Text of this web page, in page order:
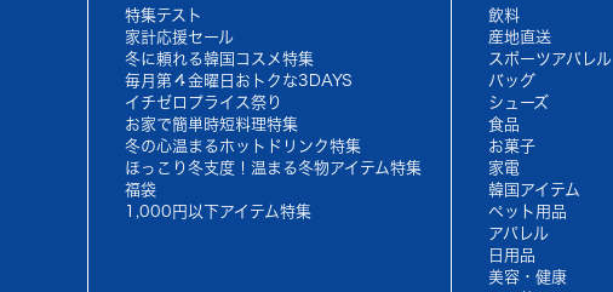
特集テスト
家計応援セール
冬に頼れる韓国コスメ特集
毎月第４金曜日おトクな3DAYS
イチゼロプライス祭り
お家で簡単時短料理特集
冬の心温まるホットドリンク特集
ほっこり冬支度！温まる冬物アイテム特集
福袋
1,000円以下アイテム特集
飲料
産地直送
スポーツアパレル
バッグ
シューズ
食品
お菓子
家電
韓国アイテム
ペット用品
アパレル
日用品
美容・健康